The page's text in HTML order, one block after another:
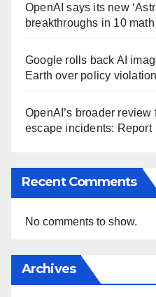
OpenAI says its new
breakthroughs in 10
Google rolls back AI
Earth over policy
OpenAI’s broader
escape incidents: Report
Recent Comments
No comments to show.
Archives